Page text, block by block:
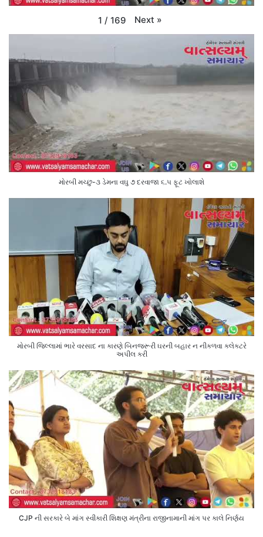
1 / 169 Next »
મોરબી મચ્છુ-૩ ડેમના વઘુ ૭ દરવાજા ૬.૫ ફૂટ ખોલાશે
મોરબી જિલ્લામાં ભારે વરસાદ ના કારણે બિનજરૂરી ઘરની બહાર ન નીકળવા કલેક્ટરે
અપીલ કરી
CJP ની સરકારે બે માંગ સ્વીકારી શિક્ષણ મંત્રીના રાજીનામાની માંગ પર કાલે નિર્ણય